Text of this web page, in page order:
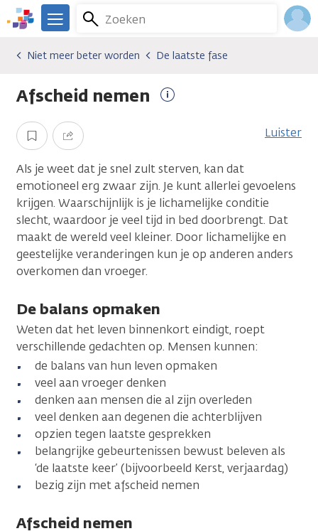
Overslaan
en
gaan
We
er
je.
Zoeken
Menu
Gevolgen van kanker
Niet meer beter worden
De laatste fase
Niet meer beter worden De laatste fase
Afscheid nemen
Opslaan Delen Luister
Als je weet dat je snel zult sterven, kan dat
emotioneel erg zwaar zijn. Je kunt allerlei gevoelens
krijgen. Waarschijnlijk is je lichamelijke conditie
slecht, waardoor je veel tijd in bed doorbrengt. Dat
maakt de wereld veel kleiner. Door lichamelijke en
geestelijke veranderingen kun je op anderen anders
overkomen dan vroeger.
De balans opmaken
Weten dat het leven binnenkort eindigt, roept
verschillende gedachten op. Mensen kunnen:
de balans van hun leven opmaken
veel aan vroeger denken
denken aan mensen die al zijn overleden
veel denken aan degenen die achterblijven
opzien tegen laatste gesprekken
belangrijke gebeurtenissen bewust beleven als
‘de laatste keer’ (bijvoorbeeld Kerst, verjaardag)
bezig zijn met afscheid nemen
Afscheid nemen